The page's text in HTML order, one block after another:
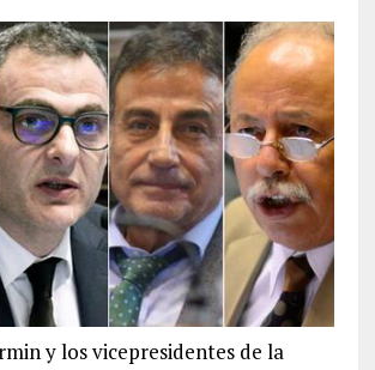
y los vicepresidentes de la